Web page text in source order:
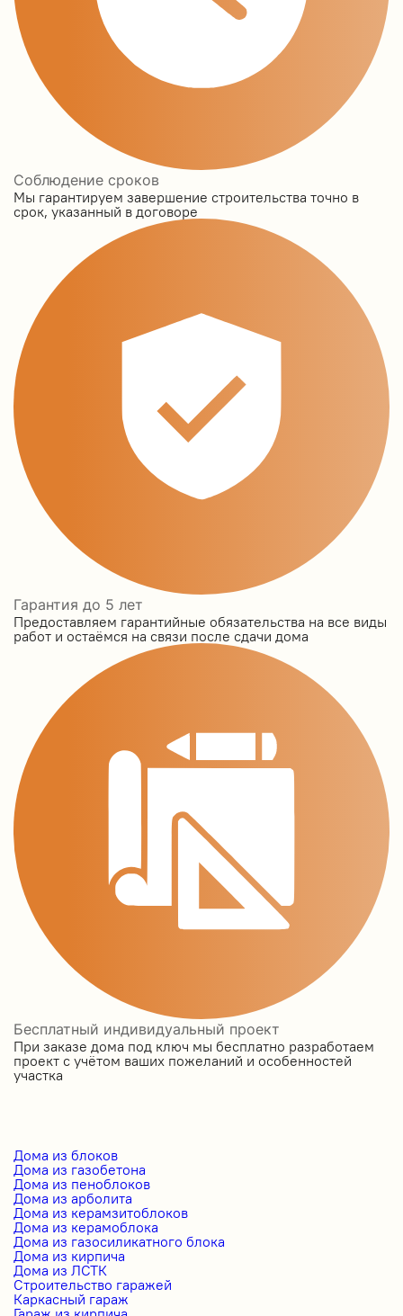
Соблюдение сроков
Мы гарантируем завершение строительства точно в
срок, указанный в договоре
Гарантия до 5 лет
Предоставляем гарантийные обязательства на все виды
работ и остаёмся на связи после сдачи дома
Бесплатный индивидуальный проект
При заказе дома под ключ мы бесплатно разработаем
проект с учётом ваших пожеланий и особенностей
участка
Дома из блоков
Дома из газобетона
Дома из пеноблоков
Дома из арболита
Дома из керамзитоблоков
Дома из керамоблока
Дома из газосиликатного блока
Дома из кирпича
Дома из ЛСТК
Строительство гаражей
Каркасный гараж